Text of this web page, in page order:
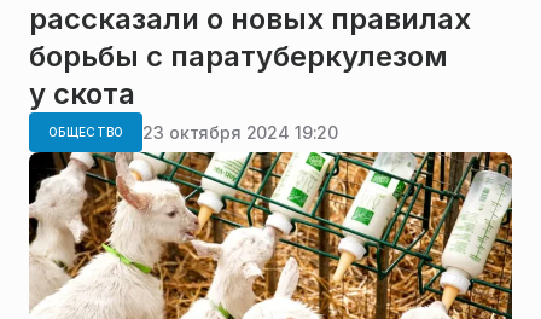
рассказали о новых правилах
борьбы с паратуберкулезом
у скота
ОБЩЕСТВО 23 октября 2024 19:20